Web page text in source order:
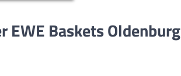
EWE Baskets Oldenburg